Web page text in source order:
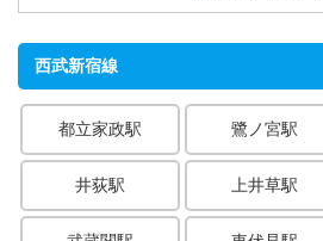
西武新宿線
都立家政駅 鷺ノ宮駅
井荻駅 上井草駅